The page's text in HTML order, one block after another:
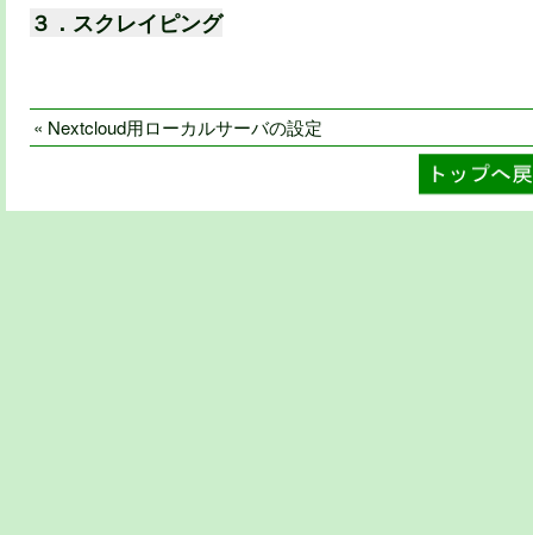
３．スクレイピング
« Nextcloud用ローカルサーバの設定